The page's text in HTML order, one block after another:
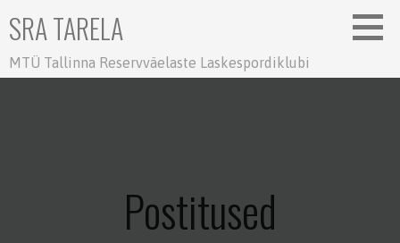
to
content
SRA TARELA
MTÜ Tallinna Reservväelaste Laskespordiklubi
Postitused